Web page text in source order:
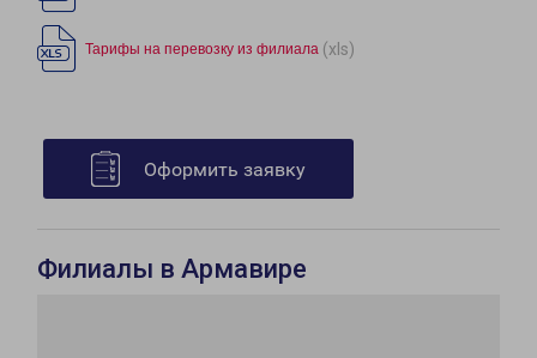
Тарифы на перевозку из филиала (xls)
Оформить заявку
Филиалы в Армавире